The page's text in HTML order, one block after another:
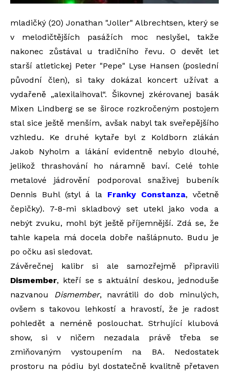
mladičký (20) Jonathan "Joller" Albrechtsen, který se
v melodičtějších pasážích moc neslyšel, takže
nakonec zůstával u tradičního řevu. O devět let
starší atletickej Peter "Pepe" Lyse Hansen (poslední
původní člen), si taky dokázal koncert užívat a
vydařeně „alexilaihoval“. Šikovnej zkérovanej basák
Mixen Lindberg se se široce rozkročeným postojem
stal sice ještě menším, avšak nabyl tak sveřepějšího
vzhledu. Ke druhé kytaře byl z Koldborn zlákán
Jakob Nyholm a lákání evidentně nebylo dlouhé,
jelikož thrashování ho náramně baví. Celé tohle
metalové jádrovění podporoval snaživej bubeník
Dennis Buhl (styl á la Franky Constanza, včetně
čepičky). 7-8-mi skladbový set utekl jako voda a
nebýt zvuku, mohl být ještě příjemnější. Zdá se, že
tahle kapela má docela dobře našlápnuto. Budu je
po očku asi sledovat.
Závěrečnej kalibr si ale samozřejmě připravili
Dismember, kteří se s aktuální deskou, jednoduše
nazvanou
Dismember, navrátili do dob minulých,
ovšem s takovou lehkostí a hravostí, že je radost
pohledět a neméně poslouchat. Strhující klubová
show, si v ničem nezadala právě třeba se
zmiňovaným vystoupením na BA. Nedostatek
prostoru na pódiu byl dostatečně kvalitně přetaven